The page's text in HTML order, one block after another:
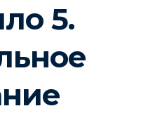
5.